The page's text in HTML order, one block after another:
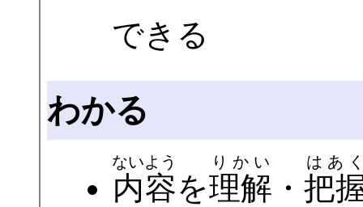
できる
わかる
内容
ないよう
を理解
りかい
・ 把
はあ